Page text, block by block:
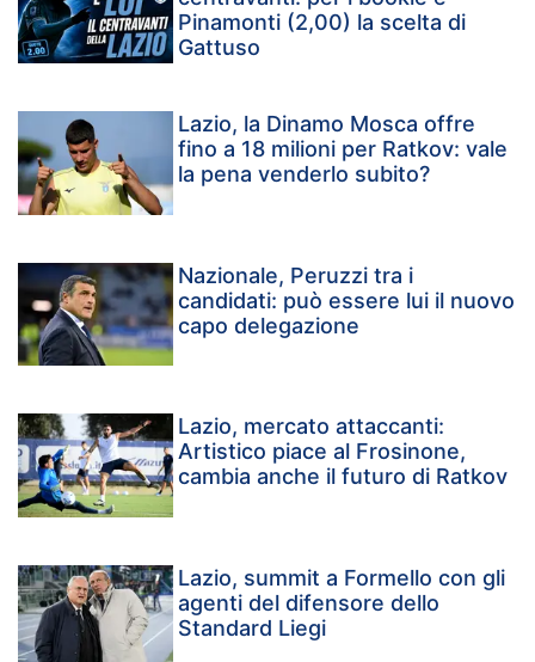
Pinamonti (2,00) la scelta di
Gattuso
Lazio, la Dinamo Mosca offre
fino a 18 milioni per Ratkov: vale
la pena venderlo subito?
Nazionale, Peruzzi tra i
candidati: può essere lui il nuovo
capo delegazione
Lazio, mercato attaccanti:
Artistico piace al Frosinone,
cambia anche il futuro di Ratkov
Lazio, summit a Formello con gli
agenti del difensore dello
Standard Liegi